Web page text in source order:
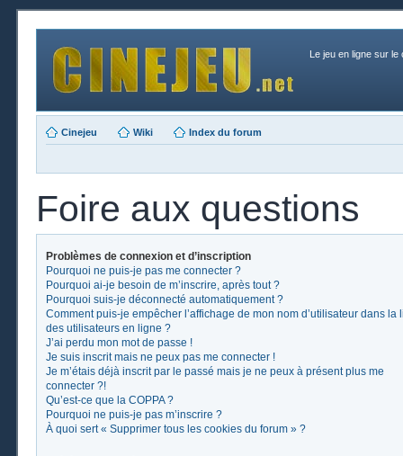
Le jeu en ligne sur le
Cinejeu Wiki Index du forum
Foire aux questions
Problèmes de connexion et d’inscription
Pourquoi ne puis-je pas me connecter ?
Pourquoi ai-je besoin de m’inscrire, après tout ?
Pourquoi suis-je déconnecté automatiquement ?
Comment puis-je empêcher l’affichage de mon nom d’utilisateur dans la
des utilisateurs en ligne ?
J’ai perdu mon mot de passe !
Je suis inscrit mais ne peux pas me connecter !
Je m’étais déjà inscrit par le passé mais je ne peux à présent plus me
connecter ?!
Qu’est-ce que la COPPA ?
Pourquoi ne puis-je pas m’inscrire ?
À quoi sert « Supprimer tous les cookies du forum » ?